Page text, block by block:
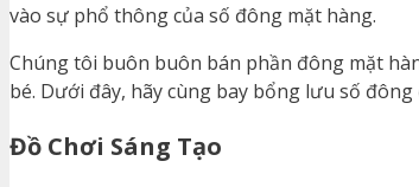
vào sự phổ thông của số đông mặt hàng.
Chúng tôi buôn buôn bán phần đông mặt
bé. Dưới đây, hãy cùng bay bổng lưu số
Đồ Chơi Sáng Tạo